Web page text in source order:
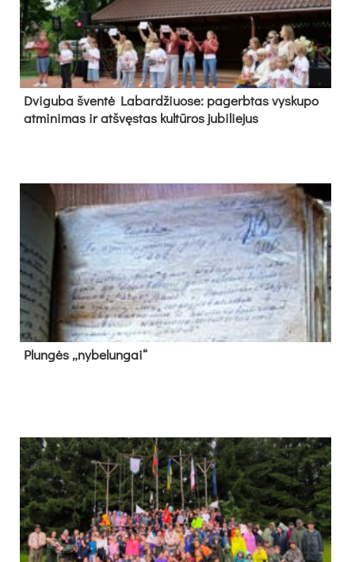
Dvi­gu­ba šven­tė La­bar­džiuo­se: pa­gerb­tas vys­ku­po
at­mi­ni­mas ir at­švęs­tas kul­tū­ros ju­bi­lie­jus
Plun­gės „ny­be­lun­gai“